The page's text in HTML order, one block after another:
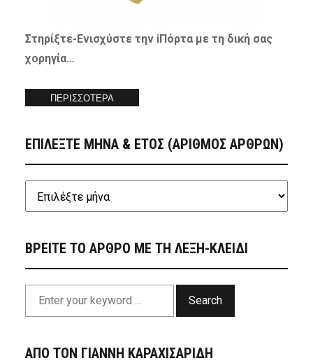
Στηρίξτε-Ενισχύστετην iΠόρτα με τη δική σας
χορηγία…
ΠΕΡΙΣΣΟΤΕΡΑ
ΕΠΙΛΕΞΤΕ ΜΗΝΑ & ΕΤΟΣ (ΑΡΙΘΜΟΣ ΑΡΘΡΩΝ)
ΒΡΕΙΤΕ ΤΟ ΑΡΘΡΟ ΜΕ ΤΗ ΛΕΞΗ-ΚΛΕΙΔΙ
Search
ΑΠΟ ΤΟΝ ΓΙΑΝΝΗ ΚΑΡΑΧΙΣΑΡΙΔΗ